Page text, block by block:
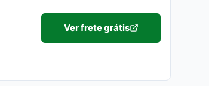
Ver frete grátis